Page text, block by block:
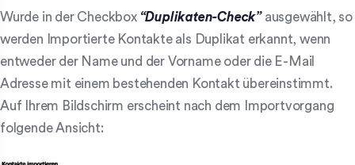
Wurde in der Checkbox “Duplikaten-Check” ausgewählt, so
werden Importierte Kontakte als Duplikat erkannt, wenn
entweder der Name und der Vorname oder die E-Mail
Adresse mit einem bestehenden Kontakt übereinstimmt.
Auf Ihrem Bildschirm erscheint nach dem Importvorgang
folgende Ansicht: